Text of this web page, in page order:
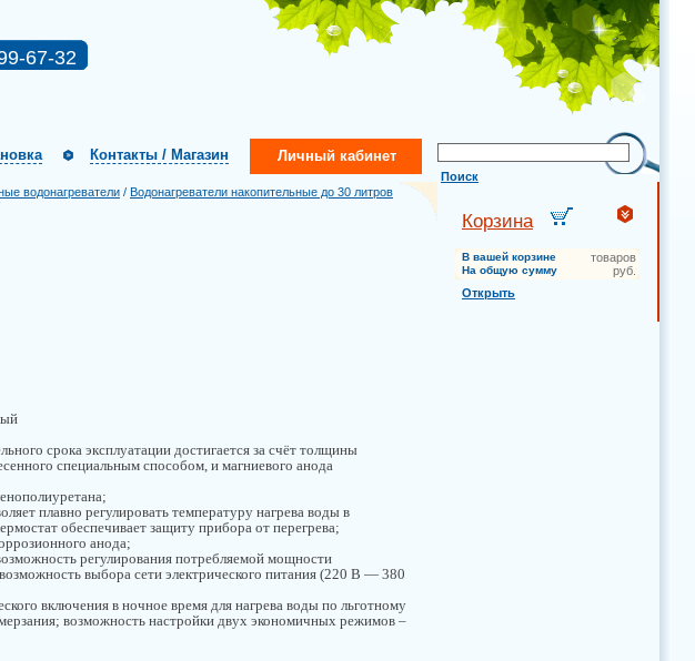
67-32
Поиск
Контакты / Магазин Личный кабинет
водонагреватели / Водонагреватели накопительные до 30 литров
срока эксплуатации достигается за счёт толщины
специальным способом, и магниевого анода
плавно регулировать температуру нагрева воды в
обеспечивает защиту прибора от перегрева;
анода;
регулирования потребляемой мощности
выбора сети электрического питания (220 В — 380
включения в ночное время для нагрева воды по льготному
возможность настройки двух экономичных режимов –
Корзина
В вашей корзине товаров
На общую сумму
руб.
Открыть